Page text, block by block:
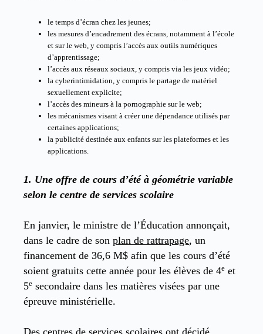
le temps d’écran chez les jeunes;
les mesures d’encadrement des écrans, notamment à l’école
et sur le web, y compris l’accès aux outils numériques
d’apprentissage;
l’accès aux réseaux sociaux, y compris via les jeux vidéo;
la cyberintimidation, y compris le partage de matériel
sexuellement explicite;
l’accès des mineurs à la pornographie sur le web;
les mécanismes visant à créer une dépendance utilisés par
certaines applications;
la publicité destinée aux enfants sur les plateformes et les
applications.
1. Une offre de cours d’été à géométrie variable
selon le centre de services scolaire
En janvier, le ministre de l’Éducation annonçait,
dans le cadre de sonplan de rattrapage, un
financement de 36,6 M$ afin que les cours d’été
soient gratuits cette année pour les élèves de 4e et
5e secondaire dans les matières visées par une
épreuve ministérielle.